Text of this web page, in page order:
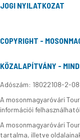
JOGI NYILATKOZAT
COPYRIGHT -
KÖZALAPÍTVÁNY -
Adószám: 18022108-2-08
A mosonmagyaróvári
információi
A mosonmagyaróvári
tartalma, illetve